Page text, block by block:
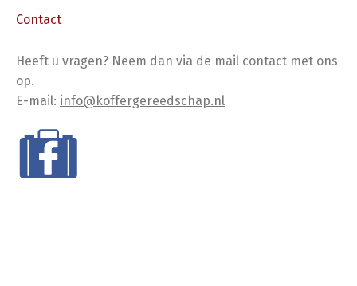
Contact
Heeft u vragen? Neem dan via de mail contact met ons
op.
E-mail: info@koffergereedschap.nl